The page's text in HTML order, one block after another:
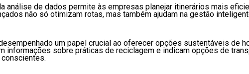
análise de dados permite às empresas planejar itinerários mais
não só otimizam rotas, mas também ajudam na gestão
um papel crucial ao oferecer opções sustentáveis de
informações sobre práticas de reciclagem e indicam opções de